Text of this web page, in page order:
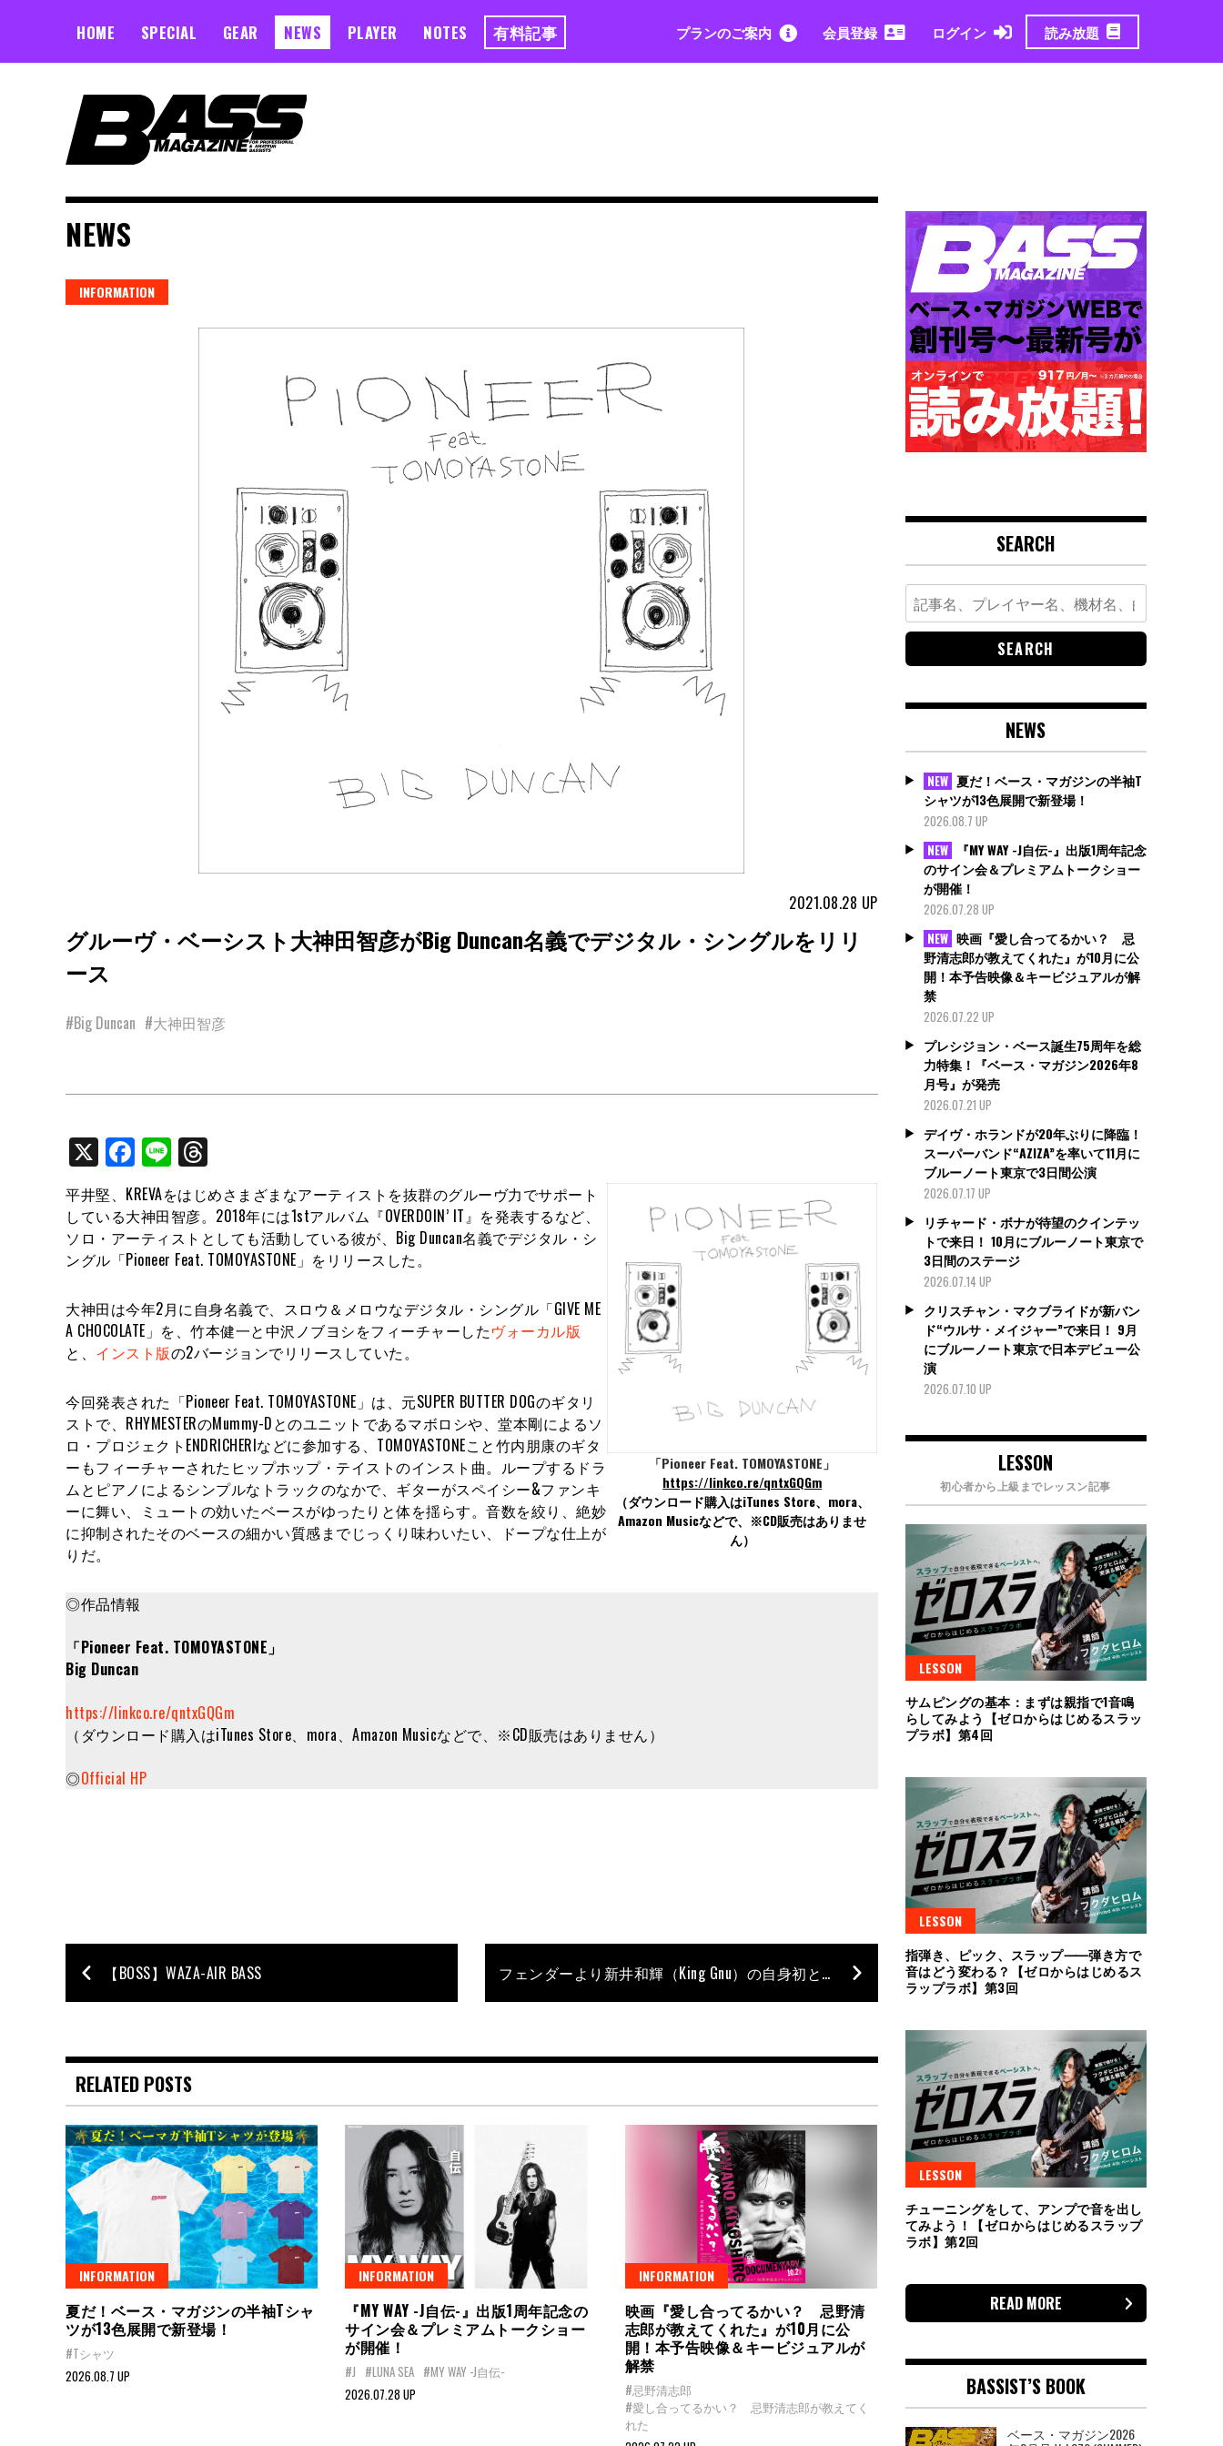
HOME SPECIAL GEAR NEWS PLAYER NOTES 有料記事 プランのご案内 会員登録 ログイン 読み放題
NEWS
INFORMATION
2021.08.28 UP
グルーヴ・ベーシスト大神田智彦がBig Duncan名義でデジタル・シングルをリリ
ース
#Big Duncan #大神田智彦
X Facebook
Line
平井堅、KREVAをはじめさまざまなアーティストを抜群のグルーヴ力でサポート
している大神田智彦。2018年には1stアルバム『OVERDOIN’ IT』を発表するなど、
ソロ・アーティストとしても活動している彼が、Big Duncan名義でデジタル・シ
ングル「Pioneer Feat. TOMOYASTONE」をリリースした。
大神田は今年2月に自身名義で、スロウ＆メロウなデジタル・シングル「GIVE ME
A CHOCOLATE」を、竹本健一と中沢ノブヨシをフィーチャーしたヴォーカル版
と、 インスト版の2バージョンでリリースしていた。
今回発表された「Pioneer Feat. TOMOYASTONE」は、元SUPER BUTTER DOGのギタリ
ストで、RHYMESTERのMummy-Dとのユニットであるマボロシや、堂本剛によるソ
ロ・プロジェクトENDRICHERIなどに参加する、TOMOYASTONEこと竹内朋康のギタ
ーもフィーチャーされたヒップホップ・テイストのインスト曲。ループするドラ
ムとピアノによるシンプルなトラックのなかで、ギターがスペイシー&ファンキ
ーに舞い、ミュートの効いたベースがゆったりと体を揺らす。音数を絞り、絶妙
に抑制されたそのベースの細かい質感までじっくり味わいたい、ドープな仕上が
りだ。
「Pioneer Feat. TOMOYASTONE」
https://linkco.re/qntxGQGm
（ダウンロード購入はiTunes Store、mora、
Amazon Musicなどで、※CD販売はありませ
ん）
◎作品情報
「Pioneer Feat. TOMOYASTONE」
Big Duncan
https://linkco.re/qntxGQGm
（ダウンロード購入はiTunes Store、mora、Amazon Musicなどで、※CD販売はありません）
◎Official HP
【BOSS】WAZA-AIR BASS フェンダーより新井和輝（King Gnu）の自身初となるシグネイチャー・ベースが登場！
RELATED POSTS
INFORMATION
夏だ！ベース・マガジンの半袖Tシャ
ツが13色展開で新登場！
#Tシャツ
2026.08.7 UP
INFORMATION
『MY WAY -J自伝-』出版1周年記念の
サイン会＆プレミアムトークショー
が開催！
#J #LUNA SEA #MY WAY -J自伝-
2026.07.28 UP
INFORMATION
映画『愛し合ってるかい？ 忌野清
志郎が教えてくれた』が10月に公
開！本予告映像＆キービジュアルが
解禁
#忌野清志郎
#愛し合ってるかい？ 忌野清志郎が教えてく
れた
SEARCH
Search
for:
NEWS
NEW 夏だ！ベース・マガジンの半袖T
シャツが13色展開で新登場！
2026.08.7 UP
NEW
『MY WAY -J自伝-』出版1周年記念
のサイン会＆プレミアムトークショー
が開催！
2026.07.28 UP
NEW 映画『愛し合ってるかい？ 忌
野清志郎が教えてくれた』が10月に公
開！本予告映像＆キービジュアルが解
禁
2026.07.22 UP
プレシジョン・ベース誕生75周年を総
力特集！『ベース・マガジン2026年8
月号』が発売
2026.07.21 UP
デイヴ・ホランドが20年ぶりに降臨！
スーパーバンド“AZIZA”を率いて11月に
ブルーノート東京で3日間公演
2026.07.17 UP
リチャード・ボナが待望のクインテッ
トで来日！ 10月にブルーノート東京で
3日間のステージ
2026.07.14 UP
クリスチャン・マクブライドが新バン
ド“ウルサ・メイジャー”で来日！ 9月
にブルーノート東京で日本デビュー公
演
2026.07.10 UP
LESSON
初心者から上級までレッスン記事
LESSON
サムピングの基本：まずは親指で1音鳴
らしてみよう【ゼロからはじめるスラッ
プラボ】第4回
LESSON
指弾き、ピック、スラップ⸺弾き方で
音はどう変わる？【ゼロからはじめるス
ラップラボ】第3回
LESSON
チューニングをして、アンプで音を出し
てみよう！【ゼロからはじめるスラップ
ラボ】第2回
READ MORE
BASSIST’S BOOK
ベース・マガジン2026